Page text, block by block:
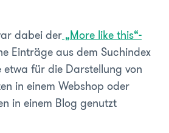
dabei der „More like this“-
Einträge aus dem Suchindex
für die Darstellung von
in einem Webshop oder
in einem Blog genutzt